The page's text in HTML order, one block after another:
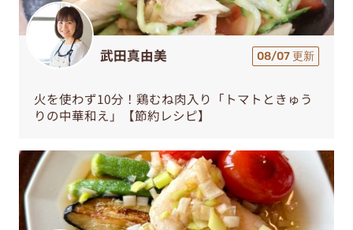
武田真由美 08/07 更新
火を使わず10分！鶏むね肉入り「トマトときゅう
りの中華和え」【節約レシピ】